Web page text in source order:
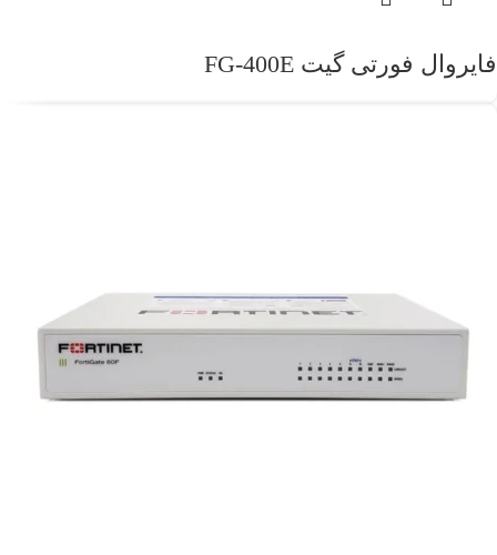
فایروال فورتی گیت FG-400E